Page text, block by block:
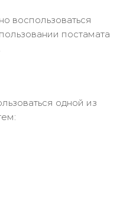
воспользоваться
постамата
одной из